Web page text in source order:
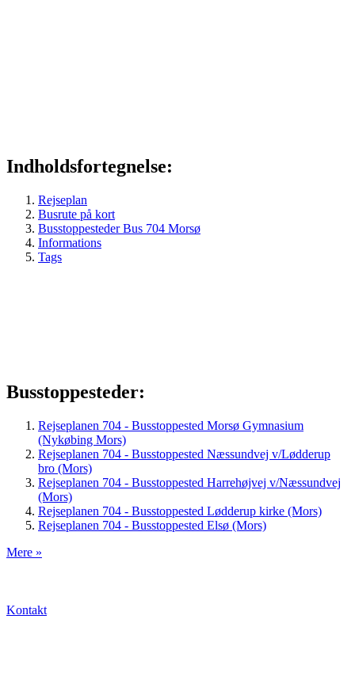
Indholdsfortegnelse:
Rejseplan
Busrute på kort
Busstoppesteder Bus 704 Morsø
Informations
Tags
Busstoppesteder:
Rejseplanen 704 - Busstoppested Morsø Gymnasium
(Nykøbing Mors)
Rejseplanen 704 - Busstoppested Næssundvej v/Lødderup
bro (Mors)
Rejseplanen 704 - Busstoppested Harrehøjvej v/Næssundvej
(Mors)
Rejseplanen 704 - Busstoppested Lødderup kirke (Mors)
Rejseplanen 704 - Busstoppested Elsø (Mors)
Mere »
Kontakt